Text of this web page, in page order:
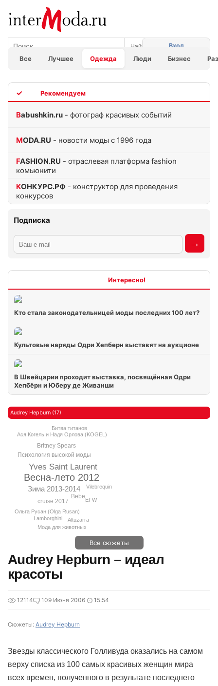
Все Лучшее Одежда Люди Бизнес
Вход
Babushkin.ru - фотограф красивых событий
MODA.RU - новости моды с 1996 года
FASHION.RU - отраслевая платформа fashion
комьюнити
КОНКУРС.РФ - конструктор для проведения
конкурсов
Подписка
Кто стала законодательницей моды последних 100 лет?
Культовые наряды Одри Хепберн выставят на аукционе
В Швейцарии проходит выставка, посвящённая Одри
Хепбёрн и Юберу де Живанши
Audrey Hepburn (17)
Весна-лето 2012
Yves Saint Laurent
Зима 2013-2014
Психология высокой моды
cruise 2017
Bebe
Britney Spears
Ольга Русан (Olga Rusan)
Vilebrequin
Ася Когель и Надя Орлова (KOGEL)
Altuzarra
EFW
Мода для животных
Lamborghini
Битва титанов
Все сюжеты
Audrey Hepburn – идеал
красоты
12114 109 Июня 2006 15:54
Сюжеты: Audrey Hepburn
Звезды классического Голливуда оказались на самом
верху списка из 100 самых красивых женщин мира
всех времен, полученного в результате последнего